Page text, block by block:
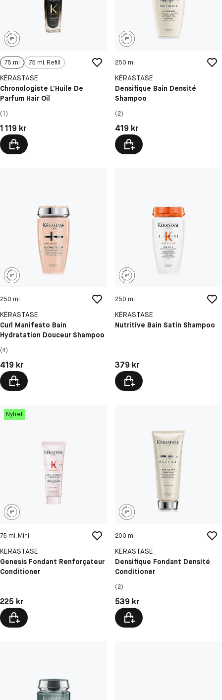
75 ml 75 ml, Refill
KÉRASTASE
Chronologiste L'Huile De
Parfum Hair Oil
(1)
Pris: 1 119 kr
1 119 kr
250 ml
KÉRASTASE
Densifique Bain Densité
Shampoo
(2)
Pris: 419 kr
419 kr
250 ml
KÉRASTASE
Curl Manifesto Bain
Hydratation Douceur Shampoo
(4)
Pris: 419 kr
419 kr
250 ml
KÉRASTASE
Nutritive Bain Satin Shampoo
Pris: 379 kr
379 kr
Nyhet
75 ml, Mini
KÉRASTASE
Genesis Fondant Renforçateur
Conditioner
Pris: 225 kr
225 kr
200 ml
KÉRASTASE
Densifique Fondant Densité
Conditioner
(2)
Pris: 539 kr
539 kr